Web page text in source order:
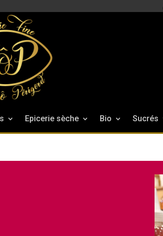
Epicerie sèche Bio Sucrés